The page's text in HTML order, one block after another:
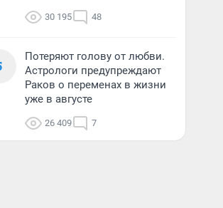
30 195 48
Потеряют голову от любви.
Астрологи предупреждают
Раков о переменах в жизни
уже в августе
26 409 7